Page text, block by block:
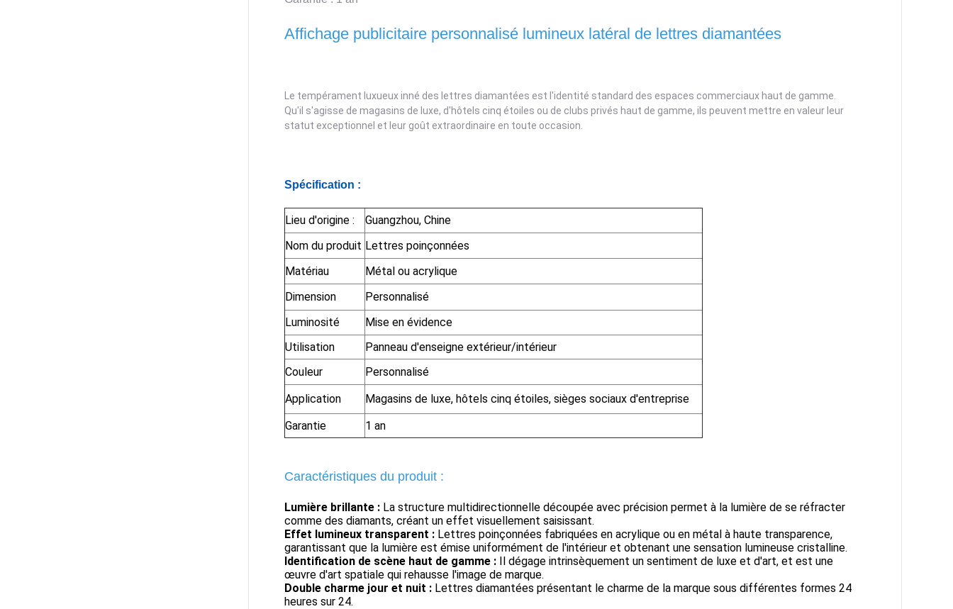
Affichage publicitaire personnalisé lumineux latéral de lettres diamantées
Le tempérament luxueux inné des lettres diamantées est l'identité standard des espaces commerciaux haut de gamme.
Qu'il s'agisse de magasins de luxe, d'hôtels cinq étoiles ou de clubs privés haut de gamme, ils peuvent mettre en valeur leur
statut exceptionnel et leur goût extraordinaire en toute occasion
Spécification :
Lieu d'origine :
Guangzhou, Chine
Nom du produit Lettres poinçonnées
Matériau
Métal ou acrylique
Dimension
Personnalisé
Luminosité
Mise en évidence
Utilisation
Panneau d'enseigne extérieur/intérieur
Couleur
Personnalisé
Application
Magasins de luxe, hôtels cinq étoiles, sièges sociaux d'entreprise
Garantie
1 an
Caractéristiques du produit :
Lumière brillante : La structure multidirectionnelle découpée avec précision permet à la lumière de se réfracter
comme des diamants, créant un effet visuellement saisissant.
Effet lumineux transparent : Lettres poinçonnées fabriquées en acrylique ou en métal à haute transparence,
garantissant que la lumière est émise uniformément de l'intérieur et obtenant une sensation lumineuse cristalline.
Identification de scène haut de gamme : Il dégage intrinsèquement un sentiment de luxe et d'art, et est une
œuvre d'art spatiale qui rehausse l'image de marque.
Double charme jour et nuit : Lettres diamantées présentant le charme de la marque sous différentes formes 24
heures sur 24.